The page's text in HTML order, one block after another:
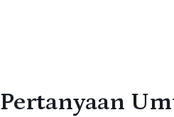
Pertanyaan